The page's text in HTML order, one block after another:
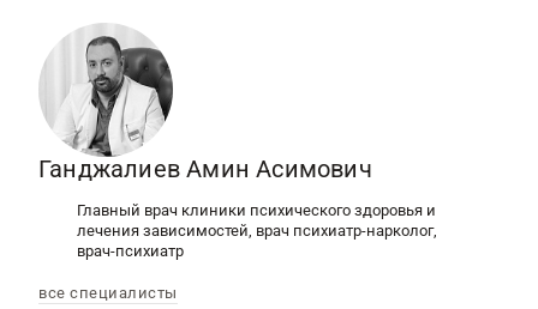
цистите рекомендуется Фурадонин, но после
консультации с врачом.
Ганджалиев Амин Асимович
Главный врач клиники психического здоровья и
лечения зависимостей, врач психиатр-нарколог,
врач-психиатр
все специалисты